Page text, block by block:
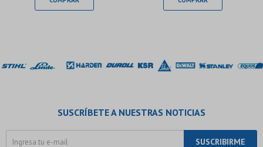
SUSCRÍBETE A NUESTRAS NOTICIAS
SUSCRIBIRME